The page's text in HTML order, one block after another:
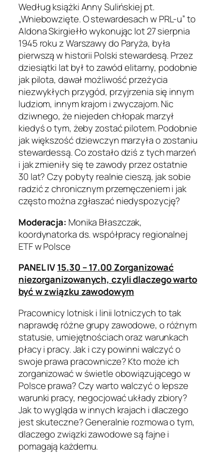
Według książki Anny Sulińskiej pt.
„Wniebowzięte. O stewardesach w PRL-u” to
Aldona Skirgiełło wykonując lot 27 sierpnia
1945 roku z Warszawy do Paryża, była
pierwszą w historii Polski stewardesą. Przez
dziesiątki lat był to zawód elitarny, podobnie
jak pilota, dawał możliwość przeżycia
niezwykłych przygód, przyjrzenia się innym
ludziom, innym krajom i zwyczajom. Nic
dziwnego, że niejeden chłopak marzył
kiedyś o tym, żeby zostać pilotem. Podobnie
jak większość dziewczyn marzyła o zostaniu
stewardessą. Co zostało dziś z tych marzeń
i jak zmieniły się te zawody przez ostatnie
30 lat? Czy pobyty realnie cieszą, jak sobie
radzić z chronicznym przemęczeniem i jak
często można zgłaszać niedyspozycję?
Moderacja: Monika Błaszczak,
koordynatorka ds. współpracy regionalnej
ETF w Polsce
PANEL IV15.30 – 17.00 Zorganizować
niezorganizowanych, czyli dlaczego warto
być w związku zawodowym
Pracownicy lotnisk i linii lotniczych to tak
naprawdę różne grupy zawodowe, o różnym
statusie, umiejętnościach oraz warunkach
płacy i pracy. Jak i czy powinni walczyć o
swoje prawa pracownicze? Kto może ich
zorganizować w świetle obowiązującego w
Polsce prawa? Czy warto walczyć o lepsze
warunki pracy, negocjować układy zbiory?
Jak to wygląda w innych krajach i dlaczego
jest skuteczne? Generalnie rozmowa o tym,
dlaczego związki zawodowe są fajne i
pomagają każdemu.